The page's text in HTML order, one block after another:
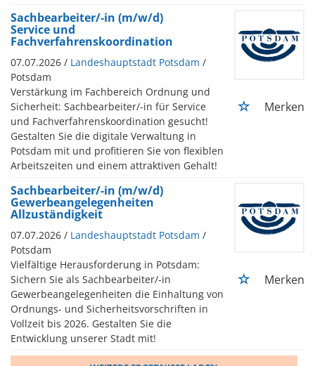
Sachbearbeiter/-in (m/w/d)
Service und
Fachverfahrenskoordination
07.07.2026 / Landeshauptstadt Potsdam /
Potsdam
Verstärkung im Fachbereich Ordnung und
Sicherheit: Sachbearbeiter/-in für Service
und Fachverfahrenskoordination gesucht!
Gestalten Sie die digitale Verwaltung in
Potsdam mit und profitieren Sie von flexiblen
Arbeitszeiten und einem attraktiven Gehalt!
Merken
Sachbearbeiter/-in (m/w/d)
Gewerbeangelegenheiten
Allzuständigkeit
07.07.2026 / Landeshauptstadt Potsdam /
Potsdam
Vielfältige Herausforderung in Potsdam:
Sichern Sie als Sachbearbeiter/-in
Gewerbeangelegenheiten die Einhaltung von
Ordnungs- und Sicherheitsvorschriften in
Vollzeit bis 2026. Gestalten Sie die
Entwicklung unserer Stadt mit!
Merken